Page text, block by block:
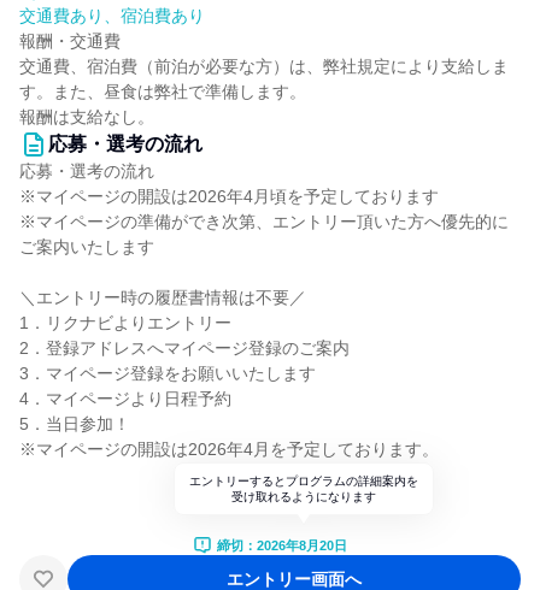
交通費あり、宿泊費あり
報酬・交通費
交通費、宿泊費（前泊が必要な方）は、弊社規定により支給しま
す。また、昼食は弊社で準備します。
報酬は支給なし。
応募・選考の流れ
応募・選考の流れ
※マイページの開設は2026年4月頃を予定しております
※マイページの準備ができ次第、エントリー頂いた方へ優先的に
ご案内いたします
＼エントリー時の履歴書情報は不要／
1．リクナビよりエントリー
2．登録アドレスへマイページ登録のご案内
3．マイページ登録をお願いいたします
4．マイページより日程予約
5．当日参加！
※マイページの開設は2026年4月を予定しております。
エントリーするとプログラムの詳細案内を
受け取れるようになります
締切：2026年8月20日
エントリー画面へ